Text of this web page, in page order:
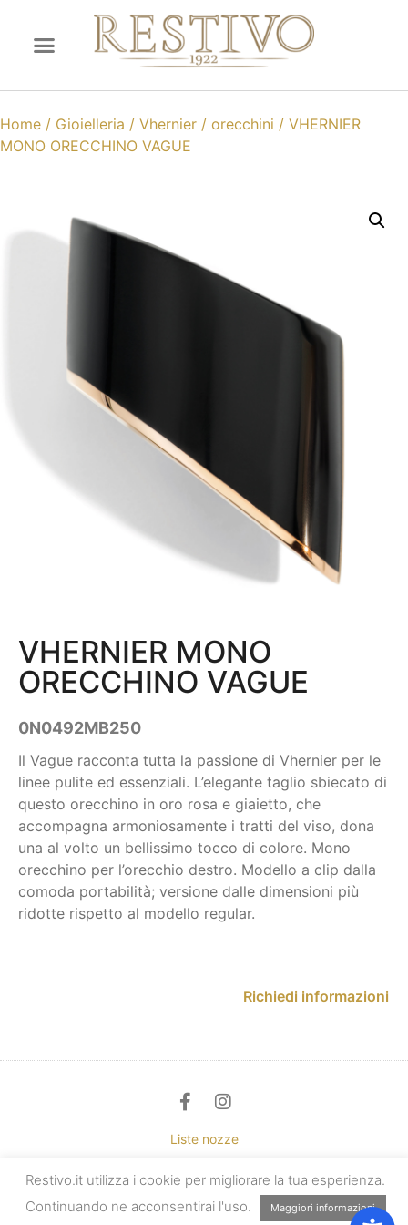
Home / Gioielleria / Vhernier / orecchini / VHERNIER
MONO ORECCHINO VAGUE
VHERNIER MONO
ORECCHINO VAGUE
0N0492MB250
Il Vague racconta tutta la passione di Vhernier per le
linee pulite ed essenziali. L’elegante taglio sbiecato di
questo orecchino in oro rosa e giaietto, che
accompagna armoniosamente i tratti del viso, dona
una al volto un bellissimo tocco di colore. Mono
orecchino per l’orecchio destro. Modello a clip dalla
comoda portabilità; versione dalle dimensioni più
ridotte rispetto al modello regular.
Richiedi informazioni
Liste nozze
Privacy & cookie
Restivo.it utilizza i cookie per migliorare la tua esperienza.
Continuando ne acconsentirai l'uso.
Maggiori informazioni